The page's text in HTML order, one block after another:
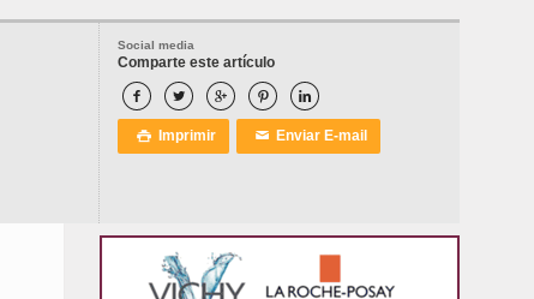
Social media
Comparte este artículo
    
 Imprimir ✉ Enviar E-mail